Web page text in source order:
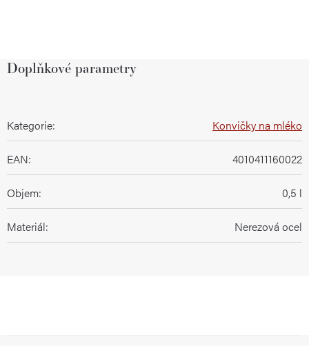
Doplňkové parametry
Kategorie: Konvičky na mléko
EAN: 4010411160022
Objem: 0,5 l
Materiál: Nerezová ocel